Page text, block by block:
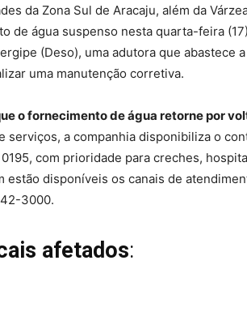
da Zona Sul de Aracaju, além da
de água suspenso nesta quarta-feira
(Deso), uma adutora que abastece
uma manutenção corretiva.
o fornecimento de água retorne por
serviços, a companhia disponibiliza o
com prioridade para creches,
estão disponíveis os canais de
3000.
afetados: